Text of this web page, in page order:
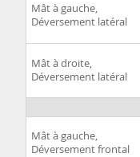
Mât à gauche,
Déversement latéral
Mât à droite,
Déversement latéral
Mât à gauche,
Déversement frontal